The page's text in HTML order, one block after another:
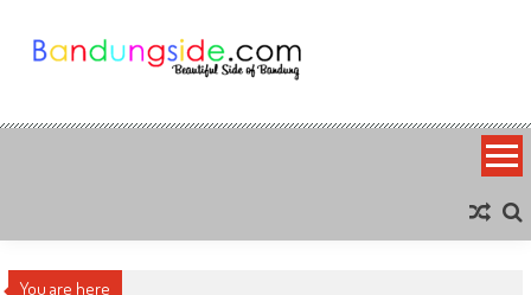
content
Bandung Side
You are here